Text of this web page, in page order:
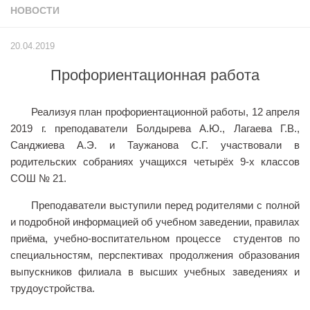
Учёный совет
Контакты РГУ СоцТех
Абитуриенту
Рекомендованные к зачислению
Студенту
Личный кабинет
Расписание учебных занятий студентов на 2-ое
полугодие
НОВОСТИ
20.04.2019
Профориентационная работа
Реализуя план профориентационной работы, 12 апреля
2019 г. преподаватели Болдырева А.Ю., Лагаева Г.В.,
Санджиева А.Э. и Таужанова С.Г. участвовали в
родительских собраниях учащихся четырёх 9-х классов
СОШ № 21.
Преподаватели выступили перед родителями с полной
и подробной информацией об учебном заведении, правилах
приёма, учебно-воспитательном процессе студентов по
специальностям, перспективах продолжения образования
выпускников филиала в высших учебных заведениях и
трудоустройства.